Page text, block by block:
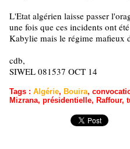
L'Etat algérien laisse passer
une fois que ces incidents ont
Kabylie mais le régime mafieux
cdb,
SIWEL 081537 OCT 14
Tags : Algérie, Bouira,
Mizrana, présidentielle, Raffour,